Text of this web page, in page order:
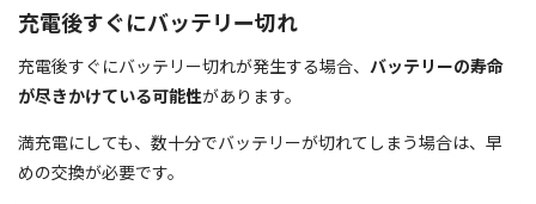
充電後すぐにバッテリー切れ
充電後すぐにバッテリー切れが発生する場合、 バッテリーの寿命
が尽きかけている可能性があります。
満充電にしても、数十分でバッテリーが切れてしまう場合は、早
めの交換が必要です。